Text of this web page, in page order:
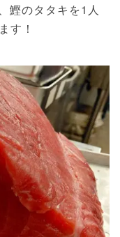
鰹のタタキを1人
す！